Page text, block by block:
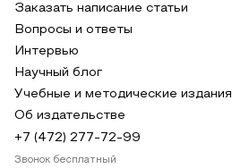
Заказать написание статьи
Вопросы и ответы
Интервью
Научный блог
Учебные и методические издания
Об издательстве
+7 (472) 277-72-99
Звонок бесплатный